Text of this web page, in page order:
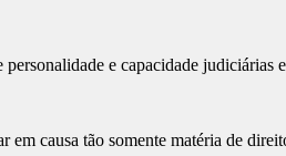
personalidade e capacidade judiciárias
em causa tão somente matéria de